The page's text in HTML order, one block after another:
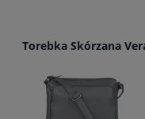
Torebka Skórzana